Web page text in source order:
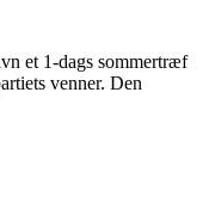
et 1-dags sommertræf
venner. Den